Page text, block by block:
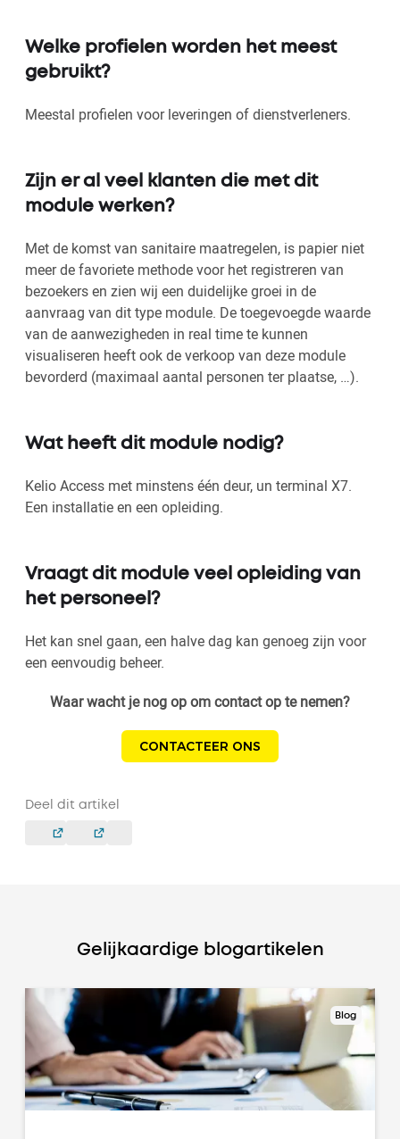
Welke profielen worden het meest
gebruikt?
Meestal profielen voor leveringen of dienstverleners.
Zijn er al veel klanten die met dit
module werken?
Met de komst van sanitaire maatregelen, is papier niet
meer de favoriete methode voor het registreren van
bezoekers en zien wij een duidelijke groei in de
aanvraag van dit type module. De toegevoegde waarde
van de aanwezigheden in real time te kunnen
visualiseren heeft ook de verkoop van deze module
bevorderd (maximaal aantal personen ter plaatse, …).
Wat heeft dit module nodig?
Kelio Access met minstens één deur, un terminal X7.
Een installatie en een opleiding.
Vraagt dit module veel opleiding van
het personeel?
Het kan snel gaan, een halve dag kan genoeg zijn voor
een eenvoudig beheer.
Waar wacht je nog op om contact op te nemen?
CONTACTEER ONS
Deel dit artikel
Gelijkaardige blogartikelen
Blog